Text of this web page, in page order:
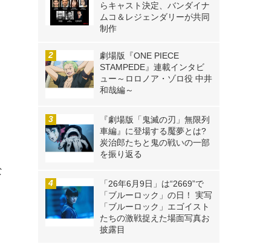
らキャスト決定、バンダイナ
ムコ＆レジェンダリーが共同
制作
劇場版『ONE PIECE
STAMPEDE』連載インタビ
ュー～ロロノア・ゾロ役 中井
和哉編～
『劇場版「鬼滅の刃」無限列
車編』に登場する魘夢とは?
炭治郎たちと鬼の戦いの一部
を振り返る
「26年6月9日」は“2669”で
「ブルーロック」の日！ 実写
「ブルーロック」エゴイスト
たちの激戦捉えた場面写真お
披露目